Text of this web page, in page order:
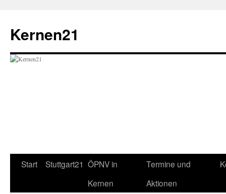
springen
Kernen21
Start Stuttgart21 ÖPNV in
Kernen
Termine und
Aktionen